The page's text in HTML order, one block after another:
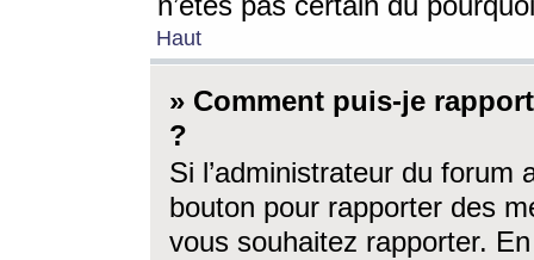
Haut
» Comment puis-je
?
Si l’administrateur du forum
bouton pour rapporter des
vous souhaitez rapporter.